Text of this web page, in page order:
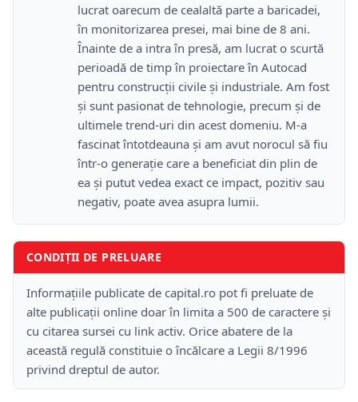
lucrat oarecum de cealaltă parte a baricadei,
în monitorizarea presei, mai bine de 8 ani.
Înainte de a intra în presă, am lucrat o scurtă
perioadă de timp în proiectare în Autocad
pentru construcții civile și industriale. Am fost
și sunt pasionat de tehnologie, precum și de
ultimele trend-uri din acest domeniu. M-a
fascinat întotdeauna și am avut norocul să fiu
într-o generație care a beneficiat din plin de
ea și putut vedea exact ce impact, pozitiv sau
negativ, poate avea asupra lumii.
CONDIȚII DE PRELUARE
Informațiile publicate de capital.ro pot fi preluate de
alte publicații online doar în limita a 500 de caractere și
cu citarea sursei cu link activ. Orice abatere de la
această regulă constituie o încălcare a Legii 8/1996
privind dreptul de autor.